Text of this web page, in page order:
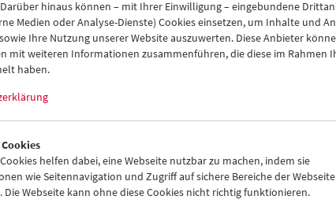
Mi Do Fr Sa So
29 30 01 02
03
06 07 08 09
10
13 14
20 21
03
Programmheft-PDF
English language or
hinaus können – mit Ihrer Einwilligung – eingebundene
Medien oder Analyse-Dienste) Cookies einsetzen, um Inhalte und
Ihre Nutzung unserer Website auszuwerten. Diese Anbieter
mit weiteren Informationen zusammenführen, die diese im Rahmen
haben.
helfen dabei, eine Webseite nutzbar zu machen, indem sie
wie Seitennavigation und Zugriff auf sichere Bereiche der Webseite
Die Webseite kann ohne diese Cookies nicht richtig funktionieren.